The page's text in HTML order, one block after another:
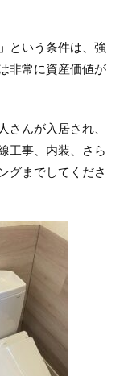
という条件は、強
非常に資産価値が
んが入居され、
工事、内装、さら
グまでしてくださ